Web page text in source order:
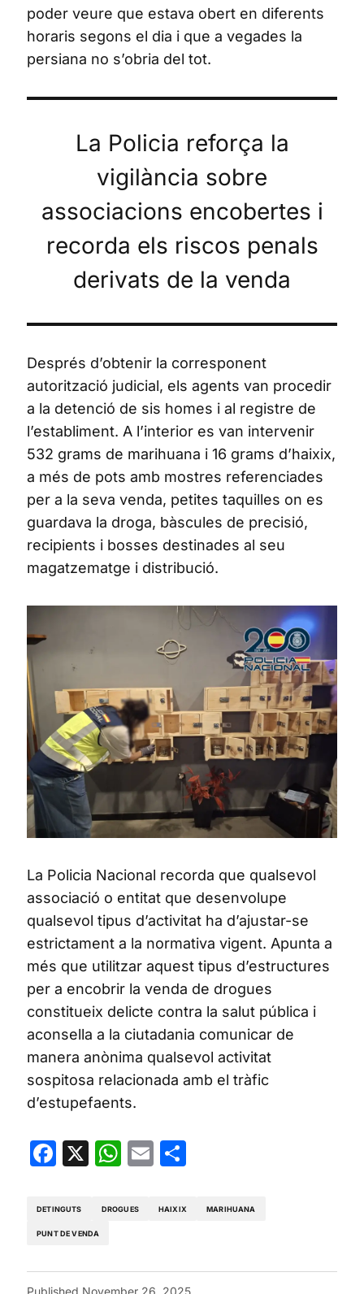
poder veure que estava obert en diferents
horaris segons el dia i que a vegades la
persiana no s’obria del tot.
La Policia reforça la
vigilància sobre
associacions encobertes i
recorda els riscos penals
derivats de la venda
Després d’obtenir la corresponent
autorització judicial, els agents van procedir
a la detenció de sis homes i al registre de
l’establiment. A l’interior es van intervenir
532 grams de marihuana i 16 grams d’haixix,
a més de pots amb mostres referenciades
per a la seva venda, petites taquilles on es
guardava la droga, bàscules de precisió,
recipients i bosses destinades al seu
magatzematge i distribució.
La Policia Nacional recorda que qualsevol
associació o entitat que desenvolupe
qualsevol tipus d’activitat ha d’ajustar-se
estrictament a la normativa vigent. Apunta a
més que utilitzar aquest tipus d’estructures
per a encobrir la venda de drogues
constitueix delicte contra la salut pública i
aconsella a la ciutadania comunicar de
manera anònima qualsevol activitat
sospitosa relacionada amb el tràfic
d’estupefaents.
Facebook
X WhatsApp
Email
DETINGUTS DROGUES HAIXIX MARIHUANA
PUNT DE VENDA